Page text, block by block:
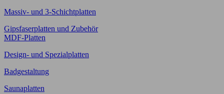
Massiv- und 3-Schichtplatten
Gipsfaserplatten und Zubehör
MDF-Platten
Design- und Spezialplatten
Badgestaltung
Saunaplatten